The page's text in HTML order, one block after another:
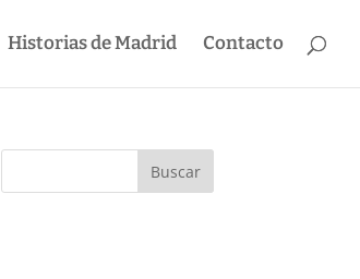
Historias de Madrid Contacto